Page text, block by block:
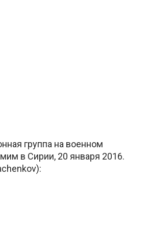
группа на военном
в Сирии, 20 января 2016.